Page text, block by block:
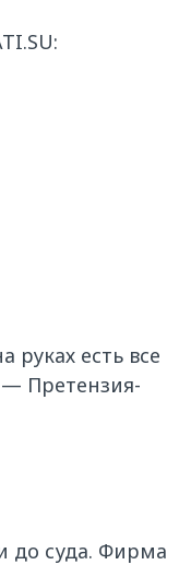
есть все
Претензия-
до суда. Фирма